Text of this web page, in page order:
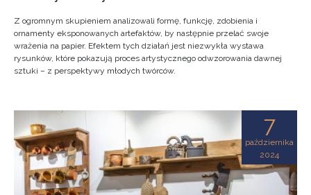
Z ogromnym skupieniem analizowali formę, funkcję, zdobienia i
ornamenty eksponowanych artefaktów, by następnie przelać swoje
wrażenia na papier. Efektem tych działań jest niezwykła wystawa
rysunków, które pokazują proces artystycznego odwzorowania dawnej
sztuki – z perspektywy młodych twórców.
7
października
2024